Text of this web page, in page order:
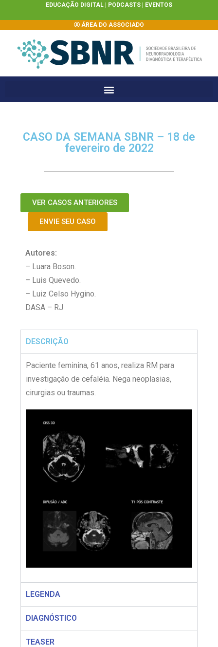
EDUCAÇÃO DIGITAL | PODCASTS EVENTOS
ÁREA DO ASSOCIADO
CASO DA SEMANA SBNR – 18 de
fevereiro de 2022
VER CASOS ANTERIORES
ENVIE SEU CASO
Autores:
– Luara Boson.
– Luis Quevedo.
– Luiz Celso Hygino.
DASA – RJ
DESCRIÇÃO
Paciente feminina, 61 anos, realiza RM para
investigação de cefaléia. Nega neoplasias,
cirurgias ou traumas.
LEGENDA
DIAGNÓSTICO
TEASER